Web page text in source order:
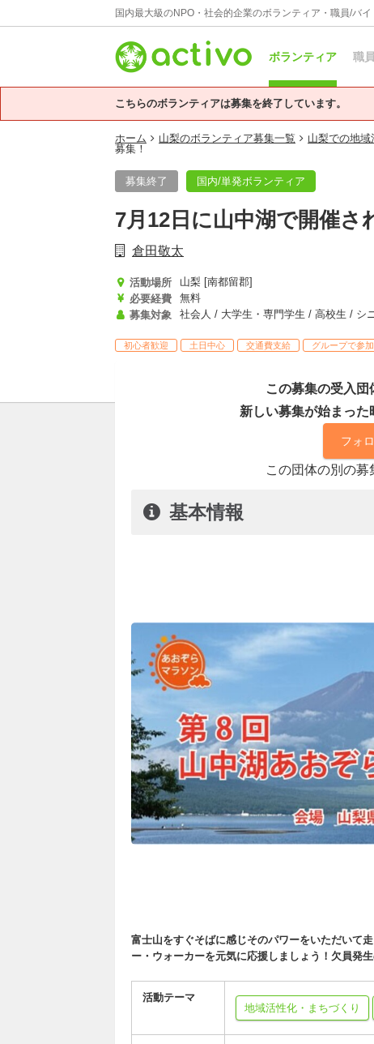
国内最大級のNPO・社会的企業のボランティア・職員/バイ
ボランティア 職
こちらのボランティアは募集を終了しています。
ホーム 山梨のボランティア募集一覧 山梨での地
募集！
募集終了 国内/単発ボランティア
7月12日に山中湖で開催さ
倉田敬太
活動場所
山梨 [南都留郡]
必要経費
無料
募集対象
社会人 / 大学生・専門学生 / 高校生 / シ
初心者歓迎 土日中心 交通費支給 グループで参
この募集の受入団
新しい募集が始まった
フォ
この団体の別の募
基本情報
富士山をすぐそばに感じそのパワーをいただいて
ー・ウォーカーを元気に応援しましょう！欠員発
活動テーマ
地域活性化・まちづくり